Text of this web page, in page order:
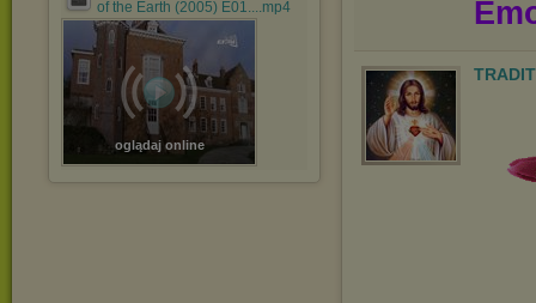
of the Earth (2005) E01....mp4
oglądaj online